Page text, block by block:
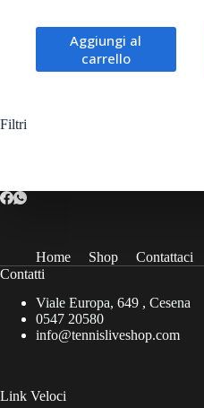
Aggiungi al
carrello
Filtri
Home Shop Contattaci
Contatti
Viale Europa, 649 , Cesena
0547 20580
info@tennisliveshop.com
Link Veloci